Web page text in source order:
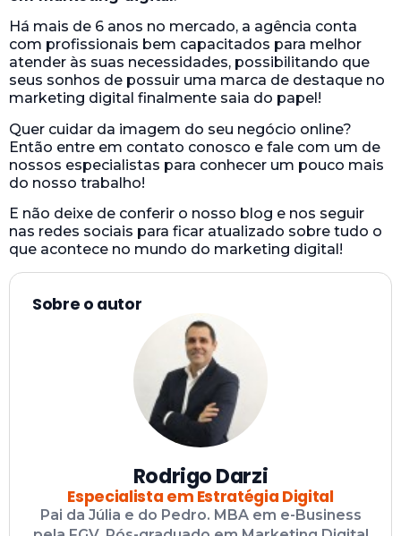
Há mais de 6 anos no mercado, a agência conta
com profissionais bem capacitados para melhor
atender às suas necessidades, possibilitando que
seus sonhos de possuir uma marca de destaque no
marketing digital finalmente saia do papel!
Quer cuidar da imagem do seu negócio online?
Então entre em contato conosco e fale com um de
nossos especialistas para conhecer um pouco mais
do nosso trabalho!
E não deixe de conferir o nosso blog e nos seguir
nas redes sociais para ficar atualizado sobre tudo o
que acontece no mundo do marketing digital!
Sobre o autor
Rodrigo Darzi
Especialista em Estratégia Digital
Pai da Júlia e do Pedro. MBA em e-Business